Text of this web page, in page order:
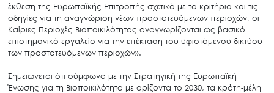
έκθεση της Ευρωπαϊκής Επιτροπής σχετικά με τα κριτήρια και τις
οδηγίες για τη αναγνώριση νέων προστατευόμενων περιοχών, οι
Καίριες Περιοχές Βιοποικιλότητας αναγνωρίζονται ως βασικό
επιστημονικό εργαλείο για την επέκταση του υφιστάμενου δικτύου
των προστατευόμενων περιοχών».
Σημειώνεται ότι σύμφωνα με την Στρατηγική της Ευρωπαϊκή
Ένωσης για τη Βιοποικιλότητα με ορίζοντα το 2030, τα κράτη-μέλη